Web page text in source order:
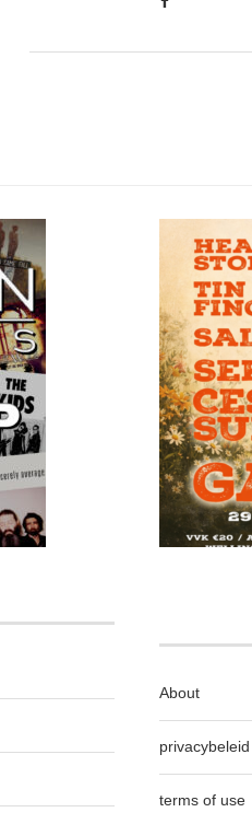
About
privacybeleid
terms of use